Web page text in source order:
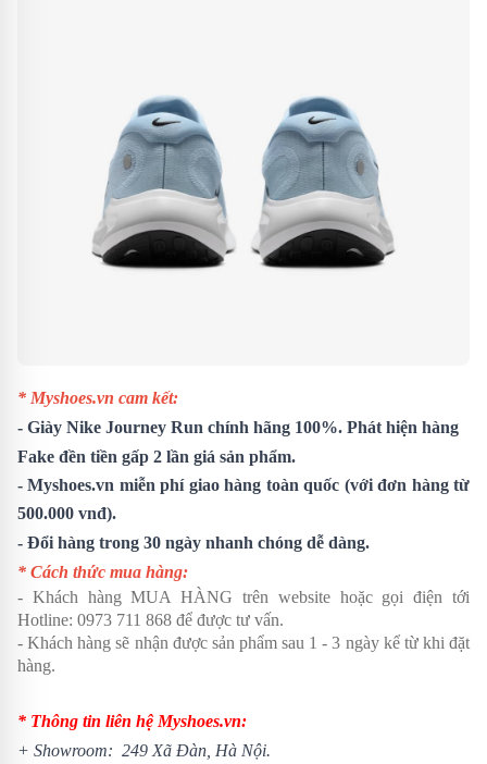
* Myshoes.vn cam kết:
- Giày Nike Journey Run chính hãng 100%. Phát hiện hàng
Fake đền tiền gấp 2 lần giá sản phẩm.
- Myshoes.vn miễn phí giao hàng toàn quốc (với đơn hàng từ
500.000 vnđ).
- Đổi hàng trong 30 ngày nhanh chóng dễ dàng.
* Cách thức mua hàng:
- Khách hàng MUA HÀNG trên website hoặc gọi điện tới
Hotline: 0973 711 868 để được tư vấn.
- Khách hàng sẽ nhận được sản phẩm sau 1 - 3 ngày kể từ khi đặt
hàng.
* Thông tin liên hệ Myshoes.vn:
+ Showroom: 249 Xã Đàn, Hà Nội.